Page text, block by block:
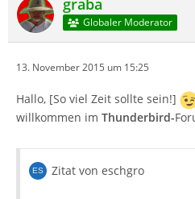
graba
Globaler Moderator
13. November 2015 um 15:25
Hallo, [So viel Zeit sollte sein!]
willkommen im Thunderbird-
Zitat von eschgro